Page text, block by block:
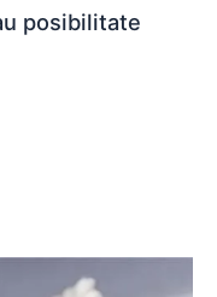
posibilitate